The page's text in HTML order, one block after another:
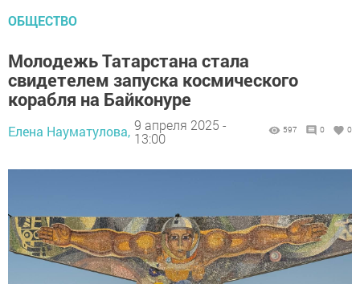
ОБЩЕСТВО
Молодежь Татарстана стала
свидетелем запуска космического
корабля на Байконуре
Елена Науматулова, 9 апреля 2025 -
13:00
597 0 0